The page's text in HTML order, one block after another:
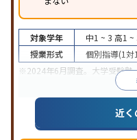
対象学年 中1 ~ 3 高1 ~
授業形式
個別指導(1対
※2024年6月調査。 大学受験塾
近く